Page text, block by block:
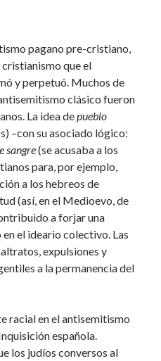
pagano pre-cristiano,
que el
y perpetuó. Muchos de
clásico fueron
La idea depueblo
–con su asociado lógico:
sangre(se acusaba a los
para, por ejemplo,
a los hebreos de
(así, en el Medioevo, de
a forjar una
el ideario colectivo. Las
expulsiones y
a la permanencia del
racial en el antisemitismo
española.
los judíos conversos al